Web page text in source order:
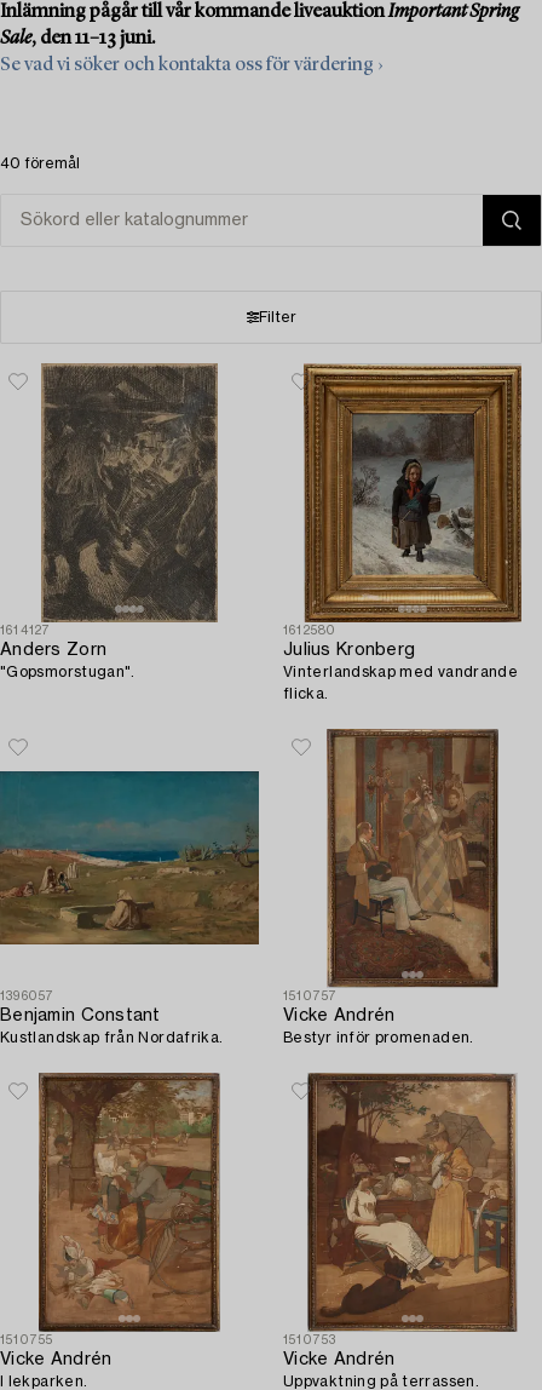
Inlämning pågår till vår kommande liveauktionImportant Spring
Sale, den 11–13 juni.
Se vad vi söker och kontakta oss för värdering ›
40 föremål
Filter
1614127
Anders Zorn
"Gopsmorstugan".
1612580
Julius Kronberg
Vinterlandskap med vandrande
flicka.
1396057
Benjamin Constant
Kustlandskap från Nordafrika.
1510757
Vicke Andrén
Bestyr inför promenaden.
1510755
Vicke Andrén
I lekparken.
1510753
Vicke Andrén
Uppvaktning på terrassen.